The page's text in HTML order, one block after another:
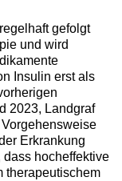
gefolgt
und wird
Insulin erst als
2023, Landgraf
Erkrankung
dass hocheffektive
therapeutischem